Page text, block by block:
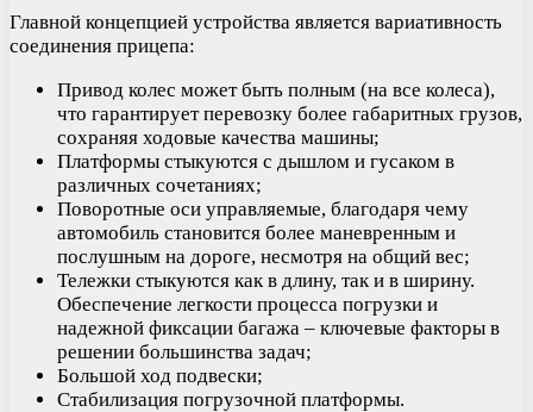
Главной концепцией устройства является вариативность
соединения прицепа:
Привод колес может быть полным (на все колеса),
что гарантирует перевозку более габаритных грузов,
сохраняя ходовые качества машины;
Платформы стыкуются с дышлом и гусаком в
различных сочетаниях;
Поворотные оси управляемые, благодаря чему
автомобиль становится более маневренным и
послушным на дороге, несмотря на общий вес;
Тележки стыкуются как в длину, так и в ширину.
Обеспечение легкости процесса погрузки и
надежной фиксации багажа – ключевые факторы в
решении большинства задач;
Большой ход подвески;
Стабилизация погрузочной платформы.